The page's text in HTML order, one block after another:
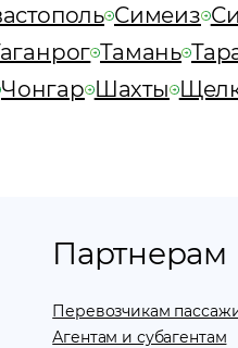
Симеиз
Тамань
Чонгар Шахты
Партнерам
Перевозчикам
Агентам и субагентам